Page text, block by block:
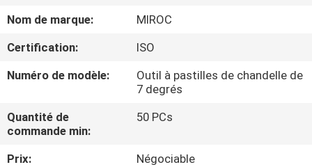
AU
SUJET
NOUS
VISITE
D'USINE
Nom de marque:
MIROC
Certification:
ISO
Numéro de modèle:
Outil à pastilles de chandelle de
7 degrés
Quantité de
commande min:
50 PCs
Prix:
Négociable